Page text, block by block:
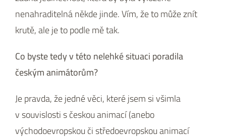
nenahraditelná někde jinde. Vím, že to může znít
krutě, ale je to podle mě tak.
Co byste tedy v této nelehké situaci poradila
českým animátorům?
Je pravda, že jedné věci, které jsem si všimla
v souvislosti s českou animací (anebo
východoevropskou či středoevropskou animací